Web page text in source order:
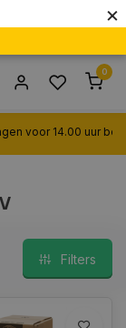
×
0
voor 14.00 uur
Filters